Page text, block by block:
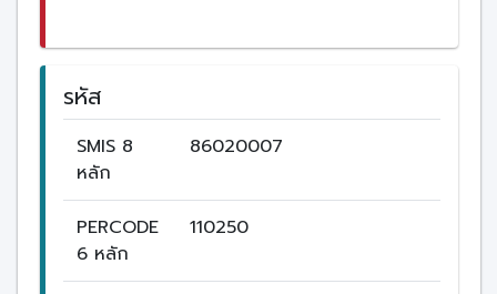
รหัส
SMIS 8
หลัก
86020007
PERCODE
6 หลัก
110250